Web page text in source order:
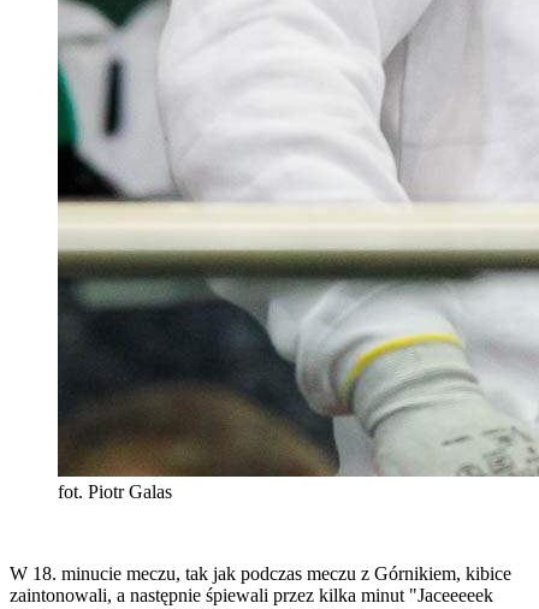
fot. Piotr Galas
W 18. minucie meczu, tak jak podczas meczu z Górnikiem, kibice
zaintonowali, a następnie śpiewali przez kilka minut "Jaceeeeek